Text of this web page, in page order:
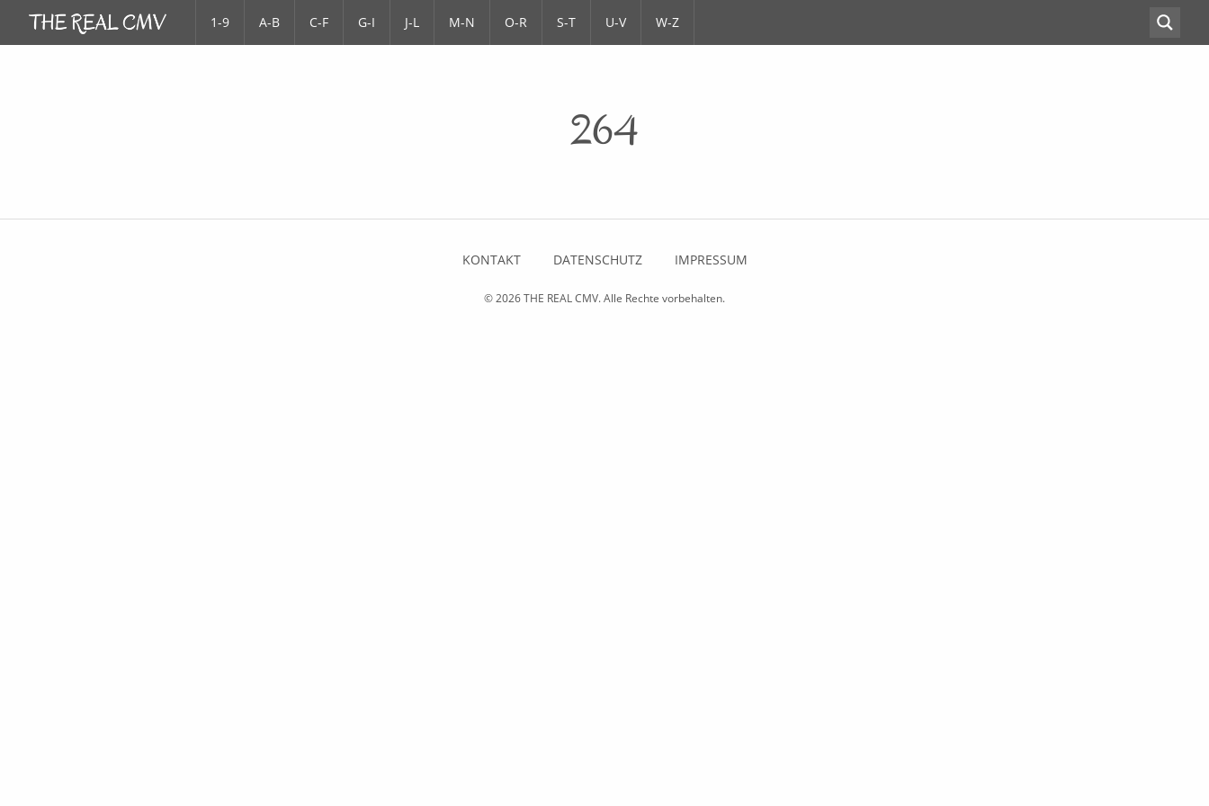
1-9 A-B C-F G-I J-L M-N O-R S-T U-V W-Z
264
KONTAKT DATENSCHUTZ IMPRESSUM
© 2026THE REAL CMV. Alle Rechte vorbehalten.